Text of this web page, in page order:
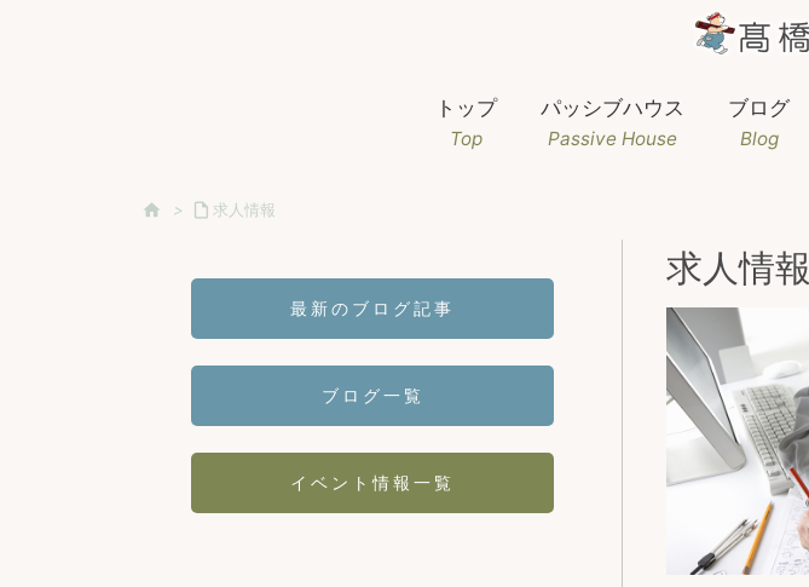
トップ
Top
パッシブハウス
Passive House
ブログ
Blog
 >  求人情報
求人情報
最新のブログ記事
ブログ一覧
イベント情報一覧